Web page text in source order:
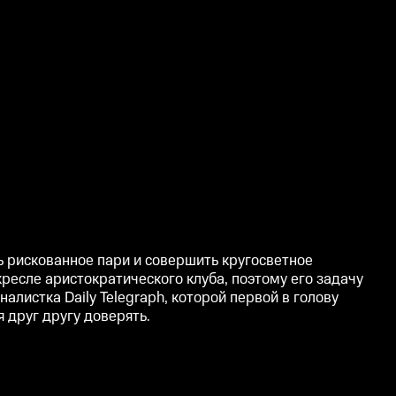
пари и совершить кругосветное
аристократического клуба, поэтому его задачу
Daily Telegraph, которой первой в голову
другу доверять.